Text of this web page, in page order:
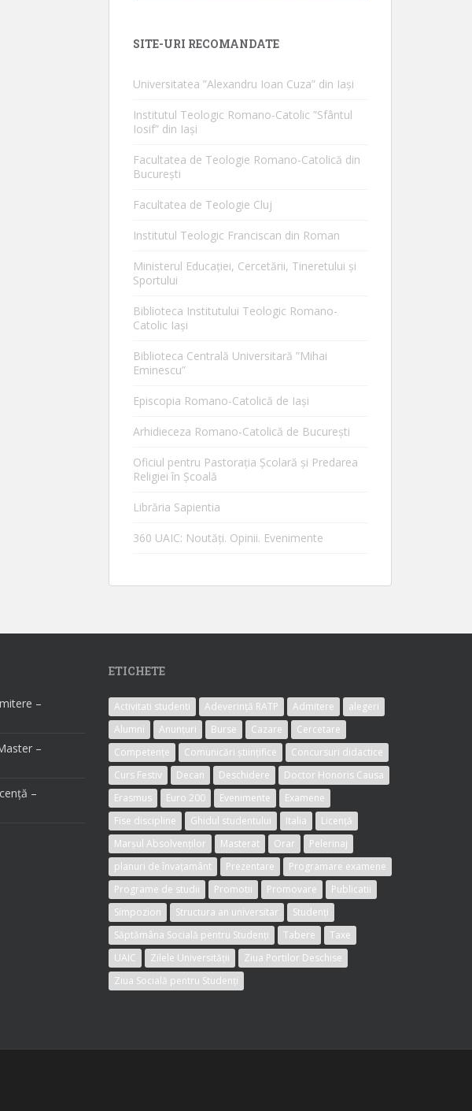
SITE-URI RECOMANDATE
Universitatea ”Alexandru Ioan Cuza” din Iaşi
Institutul Teologic Romano-Catolic ”Sfântul
Iosif” din Iaşi
Facultatea de Teologie Romano-Catolică din
Bucureşti
Facultatea de Teologie Cluj
Institutul Teologic Franciscan din Roman
Ministerul Educaţiei, Cercetării, Tineretului şi
Sportului
Biblioteca Institutului Teologic Romano-
Catolic Iaşi
Biblioteca Centrală Universitară ”Mihai
Eminescu”
Episcopia Romano-Catolică de Iaşi
Arhidieceza Romano-Catolică de Bucureşti
Oficiul pentru Pastorația Școlară și Predarea
Religiei în Școală
Librăria Sapientia
360 UAIC: Noutăţi. Opinii. Evenimente
–
–
–
ETICHETE
Activitati studenti Adeverință RATP Admitere
alegeri
Alumni
Anunțuri Burse Cazare
Cercetare
Competențe
Comunicări științifice
Concursuri didactice
Curs Festiv
Decan Deschidere
Doctor Honoris Causa
Erasmus
Euro 200 Evenimente
Examene
Fise discipline
Ghidul studentului Italia
Licență
Marșul Absolvenților
Masterat Orar
Pelerinaj
planuri de învațamânt
Prezentare
Programare examene
Programe de studii
Promotii Promovare
Publicatii
Simpozion
Structura an universitar
Studenți
Săptămâna Socială pentru Studenți
Tabere
Taxe
UAIC
Zilele Universității
Ziua Portilor Deschise
Ziua Socială pentru Studenți